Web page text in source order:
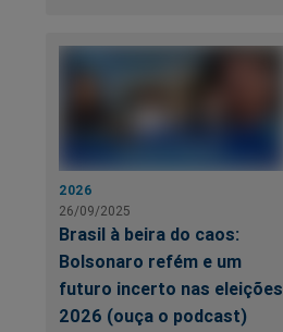
2026
26/09/2025
Brasil à beira do caos:
Bolsonaro refém e um
futuro incerto nas eleições
2026 (ouça o podcast)